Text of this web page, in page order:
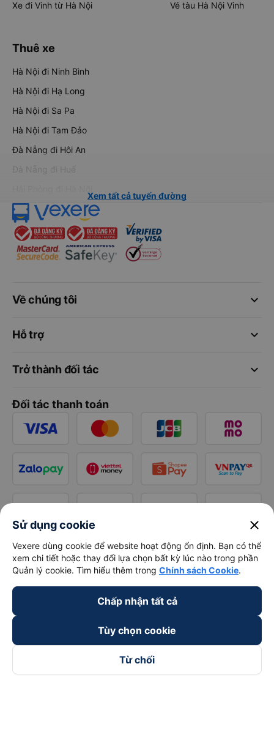
Xe đi Vinh từ Hà Nội
Vé tàu Hà Nội Vinh
Thuê xe
Hà Nội đi Ninh Bình
Hà Nội đi Hạ Long
Hà Nội đi Sa Pa
Hà Nội đi Tam Đảo
Đà Nẵng đi Hội An
Xem tất cả tuyến đường
keyboard_arrow_down
Về chúng tôi
keyboard_arrow_down
Hỗ trợ
keyboard_arrow_down
Trở thành đối tác
Đối tác thanh toán
Sử dụng cookie close
Vexere dùng cookie để website hoạt động ổn định. Bạn có thể
xem chi tiết hoặc thay đổi lựa chọn bất kỳ lúc nào trong phần
Quản lý cookie. Tìm hiểu thêm trong Chính sách Cookie.
Chấp nhận tất cả
Tùy chọn cookie
Từ chối